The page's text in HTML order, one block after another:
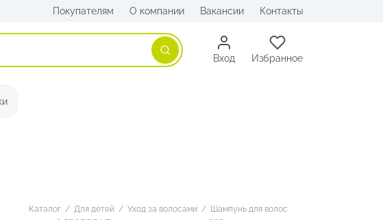
Покупателям О компании Вакансии Контакты
Поиск
Вход Избранное
Каталог / Для детей / Уход за волосами / Шампунь для волос